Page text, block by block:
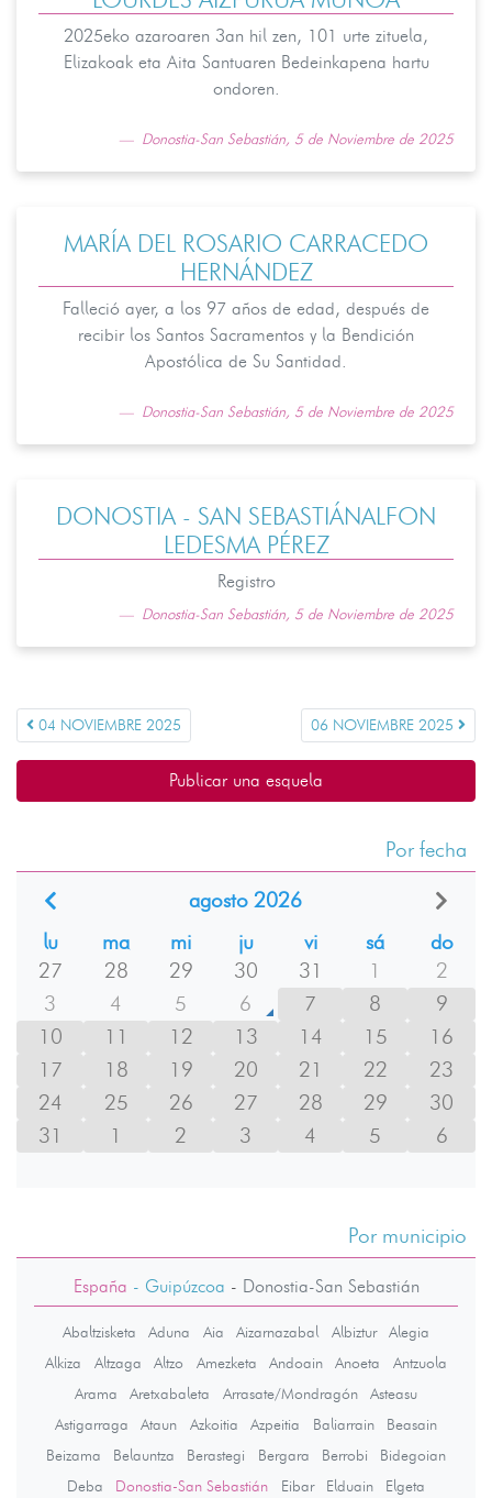
2025eko azaroaren 3an hil zen, 101 urte zituela,
Elizakoak eta Aita Santuaren Bedeinkapena hartu
ondoren.
Donostia-San Sebastián, 5 de Noviembre de 2025
MARÍA DEL ROSARIO CARRACEDO
HERNÁNDEZ
Falleció ayer, a los 97 años de edad, después de
recibir los Santos Sacramentos y la Bendición
Apostólica de Su Santidad.
Donostia-San Sebastián, 5 de Noviembre de 2025
DONOSTIA - SAN SEBASTIÁNALFON
LEDESMA PÉREZ
Registro
Donostia-San Sebastián, 5 de Noviembre de 2025
04 NOVIEMBRE 2025 06 NOVIEMBRE 2025
Publicar una esquela
Por fecha
agosto 2026
lu
ma mi ju vi sá
do
27
28 29 30 31 1
2
3
4 5 6 7 8
9
10
11 12 13 14 15
16
17
18 19 20 21 22
23
24
25 26 27 28 29
30
31
1 2 3 4 5 6
Por municipio
España - Guipúzcoa - Donostia-San Sebastián
Abaltzisketa Aduna Aia Aizarnazabal Albiztur
Alegia
Alkiza
Altzaga Altzo Amezketa Andoain Anoeta
Antzuola
Arama
Aretxabaleta Arrasate/Mondragón
Asteasu
Astigarraga
Ataun Azkoitia Azpeitia Baliarrain
Beasain
Beizama
Belauntza Berastegi Bergara Berrobi
Bidegoian
Deba
Donostia-San Sebastián Eibar Elduain
Elgeta